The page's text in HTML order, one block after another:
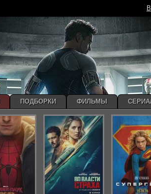
ПОДБОРКИ ФИЛЬМЫ